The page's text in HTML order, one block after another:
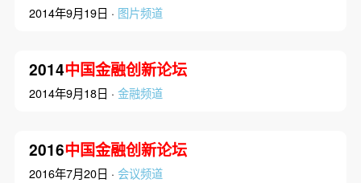
2014年9月19日 · 图片频道
2014中国金融创新论坛
2014年9月18日 · 金融频道
2016中国金融创新论坛
2016年7月20日 · 会议频道